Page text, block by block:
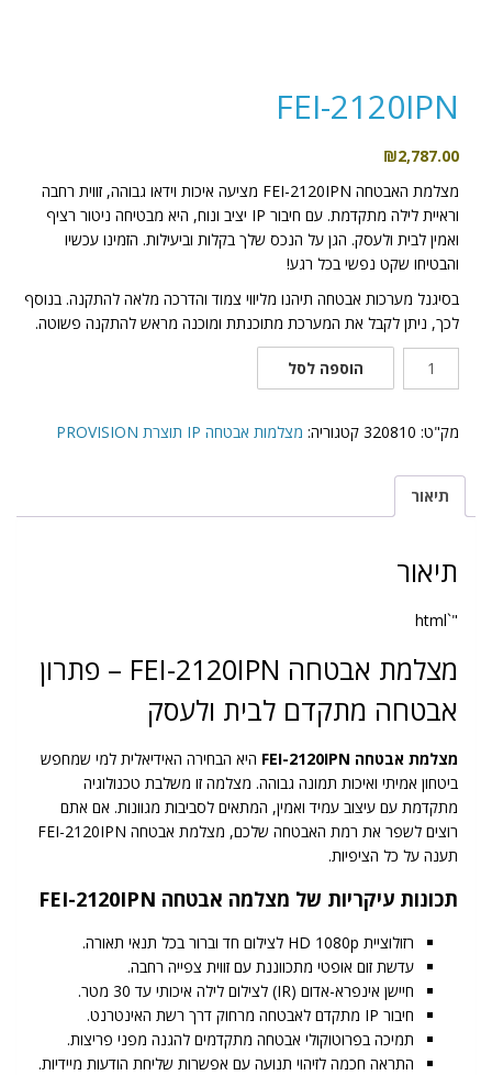
FEI-2120IPN
₪2,787.00
מצלמת האבטחה FEI-2120IPN מציעה איכות וידאו גבוהה, זווית רחבה
וראיית לילה מתקדמת. עם חיבור IP יציב ונוח, היא מבטיחה ניטור רציף
ואמין לבית ולעסק. הגן על הנכס שלך בקלות וביעילות. הזמינו עכשיו
והבטיחו שקט נפשי בכל רגע!
בסיגנל מערכות אבטחה תיהנו מליווי צמוד והדרכה מלאה להתקנה. בנוסף
לכך, ניתן לקבל את המערכת מתוכנתת ומוכנה מראש להתקנה פשוטה.
2120IPN
הוספה לסל
מק"ט: 320810 קטגוריה: מצלמות אבטחה IP תוצרת PROVISION
תיאור
תיאור
"`html
מצלמת אבטחה FEI-2120IPN – פתרון
אבטחה מתקדם לבית ולעסק
מצלמת אבטחה FEI-2120IPN
היא הבחירה האידיאלית למי שמחפש
ביטחון אמיתי ואיכות תמונה גבוהה. מצלמה זו משלבת טכנולוגיה
מתקדמת עם עיצוב עמיד ואמין, המתאים לסביבות מגוונות. אם אתם
רוצים לשפר את רמת האבטחה שלכם, מצלמת אבטחה FEI-2120IPN
תענה על כל הציפיות.
תכונות עיקריות של מצלמה אבטחה FEI-2120IPN
רזולוציית HD 1080p לצילום חד וברור בכל תנאי תאורה.
עדשת זום אופטי מתכווננת עם זווית צפייה רחבה.
חיישן אינפרא-אדום (IR) לצילום לילה איכותי עד 30 מטר.
חיבור IP מתקדם לאבטחה מרחוק דרך רשת האינטרנט.
תמיכה בפרוטוקולי אבטחה מתקדמים להגנה מפני פריצות.
התראה חכמה לזיהוי תנועה עם אפשרות שליחת הודעות מיידיות.